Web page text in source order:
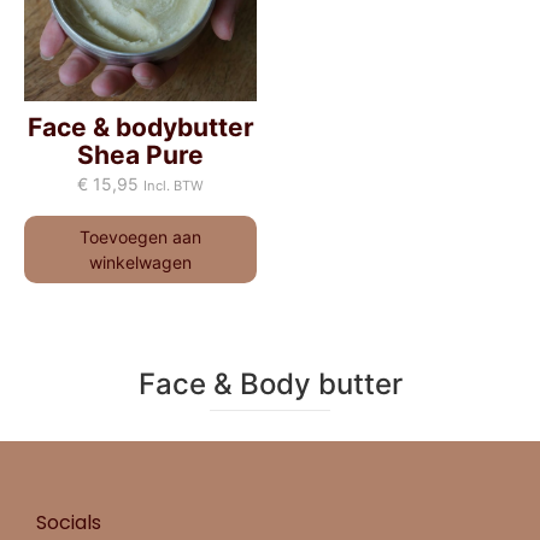
Face & bodybutter
Shea Pure
€ 15,95 Incl. BTW
Toevoegen aan
winkelwagen
Face & Body butter
Socials